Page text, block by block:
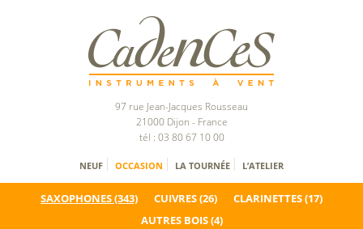
97 rue Jean-Jacques Rousseau
21000 Dijon - France
tél : 03 80 67 10 00
NEUF OCCASION LA TOURNÉE L’ATELIER
SAXOPHONES(343) CUIVRES(26) CLARINETTES(17)
AUTRES BOIS(4)